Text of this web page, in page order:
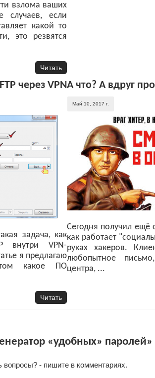
взлома ваших
случаев, если
какой то
это резвятся
Читать
через VPN
задача, как
внутри VPN-
я предлагаю
какое ПО
Читать
А что? А вдруг
Май 10, 2017 г.
Сегодня получил ещё
как работает
руках хакеров.
любопытное
центра, ...
«удобных» паролей»
вопросы? - пишите в комментариях.